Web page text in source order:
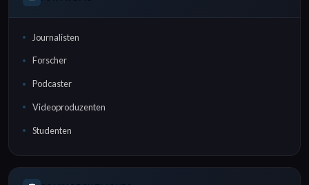
Journalisten
Forscher
Podcaster
Videoproduzenten
Studenten